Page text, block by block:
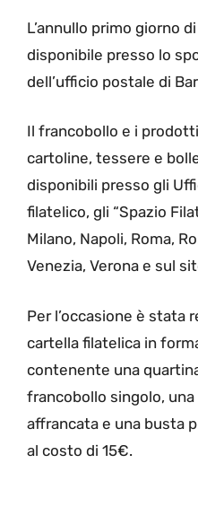
L’annullo primo giorno
disponibile presso lo
dell’ufficio postale di
Il francobollo e i
cartoline, tessere e
disponibili presso gli
filatelico, gli “Spazio
Milano, Napoli, Roma,
Venezia, Verona e sul
Per l’occasione è stata
cartella filatelica in
contenente una
francobollo singolo,
affrancata e una busta
al costo di 15€.